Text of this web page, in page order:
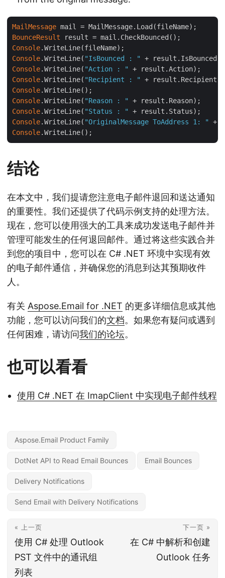
MailMessage
BounceResult
Console
Console.WriteLine( "IsBounced : "
Console.WriteLine( "Action : "
Console.WriteLine( "Recipient : "
Console
Console.WriteLine( "Reason : "
Console.WriteLine( "Status : "
Console.WriteLine( "OriginalMessage ToAddress 1: "
+
Console
结论
在本文中，我们提请您注意电子邮件退回和送达通知
的重要性。我们还提供了代码示例支持的处理方法。
现在，您可以使用强大的工具来成功发送电子邮件并
管理可能发生的任何退回邮件。通过将这些实践合并
到您的项目中，您可以在 C# .NET 环境中实现有效
的电子邮件通信，并确保您的消息到达其预期收件
人。
有关 Aspose.Email for .NET 的更多详细信息或其他
功能，您可以访问我们的文档。如果您有疑问或遇到
任何困难，请访问我们的论坛。
也可以看看
使用 C# .NET 在 ImapClient 中实现电子邮件线程
Aspose.Email Product Family
DotNet API to Read Email Bounces Email Bounces
Delivery Notifications
Send Email with Delivery Notifications
« 上一页
使用 C# 处理 Outlook
PST 文件中的通讯组
列表
下一页 »
在 C# 中解析和创建
Outlook 任务